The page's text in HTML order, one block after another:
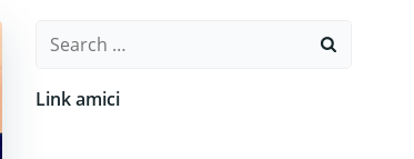
Search
Link amici